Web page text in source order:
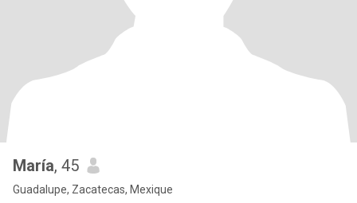
María, 45
Guadalupe, Zacatecas, Mexique